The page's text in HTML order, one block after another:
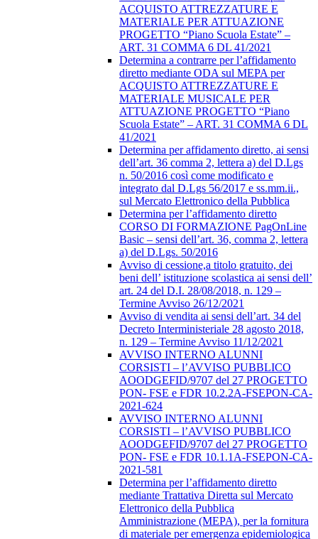
ACQUISTO ATTREZZATURE E
MATERIALE PER ATTUAZIONE
PROGETTO “Piano Scuola Estate” –
ART. 31 COMMA 6 DL 41/2021
Determina a contrarre per l’affidamento
diretto mediante ODA sul MEPA per
ACQUISTO ATTREZZATURE E
MATERIALE MUSICALE PER
ATTUAZIONE PROGETTO “Piano
Scuola Estate” – ART. 31 COMMA 6 DL
41/2021
Determina per affidamento diretto, ai sensi
dell’art. 36 comma 2, lettera a) del D.Lgs
n. 50/2016 così come modificato e
integrato dal D.Lgs 56/2017 e ss.mm.ii.,
sul Mercato Elettronico della Pubblica
Determina per l’affidamento diretto
CORSO DI FORMAZIONE PagOnLine
Basic – sensi dell’art. 36, comma 2, lettera
a) del D.Lgs. 50/2016
Avviso di cessione,a titolo gratuito, dei
beni dell’ istituzione scolastica ai sensi dell’
art. 24 del D.I. 28/08/2018, n. 129 –
Termine Avviso 26/12/2021
Avviso di vendita ai sensi dell’art. 34 del
Decreto Interministeriale 28 agosto 2018,
n. 129 – Termine Avviso 11/12/2021
AVVISO INTERNO ALUNNI
CORSISTI – l’AVVISO PUBBLICO
AOODGEFID/9707 del 27 PROGETTO
PON- FSE e FDR 10.2.2A-FSEPON-CA-
2021-624
AVVISO INTERNO ALUNNI
CORSISTI – l’AVVISO PUBBLICO
AOODGEFID/9707 del 27 PROGETTO
PON- FSE e FDR 10.1.1A-FSEPON-CA-
2021-581
Determina per l’affidamento diretto
mediante Trattativa Diretta sul Mercato
Elettronico della Pubblica
Amministrazione (MEPA), per la fornitura
di materiale per emergenza epidemiologica